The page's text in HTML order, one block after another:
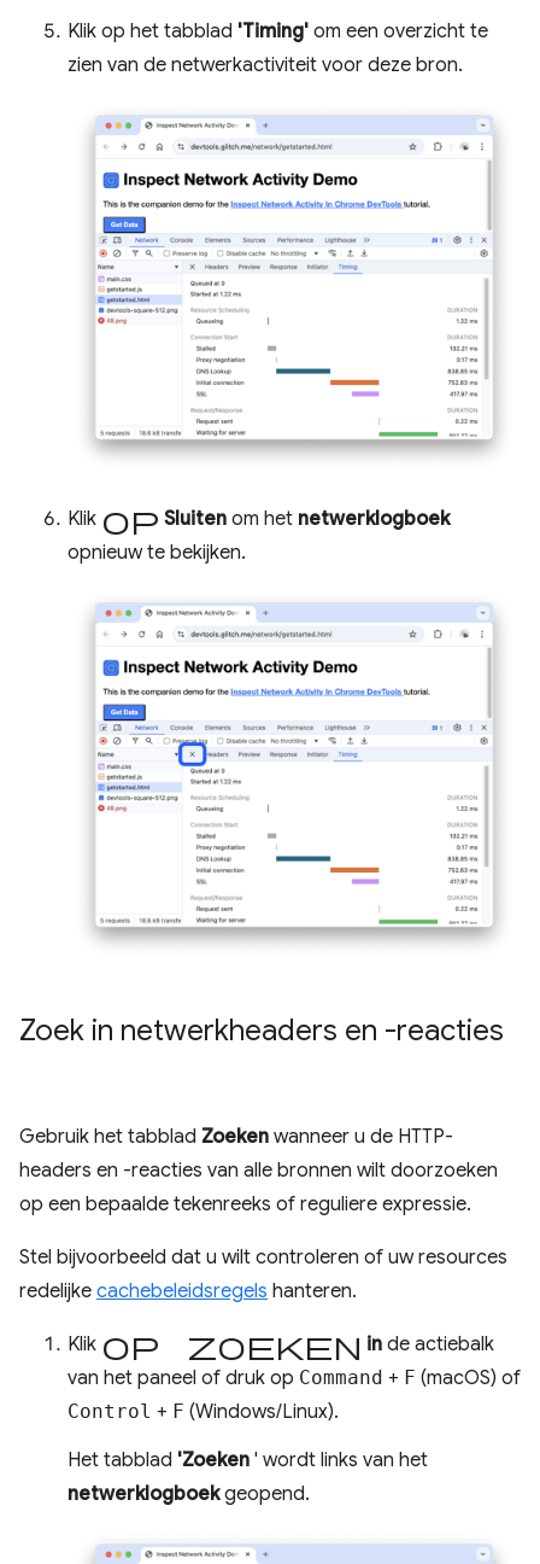
Klik op het tabblad 'Timing' om een ​​overzicht te
zien van de netwerkactiviteit voor deze bron.
Klik op Sluiten om het netwerklogboek
opnieuw te bekijken.
Zoek in netwerkheaders en -reacties
Gebruik het tabblad Zoeken wanneer u de HTTP-
headers en -reacties van alle bronnen wilt doorzoeken
op een bepaalde tekenreeks of reguliere expressie.
Stel bijvoorbeeld dat u wilt controleren of uw resources
redelijke cachebeleidsregels hanteren.
Klik op Zoeken in de actiebalk
van het paneel of druk op Command + F (macOS) of
Control + F (Windows/Linux).
Het tabblad 'Zoeken ' wordt links van het
netwerklogboekgeopend.